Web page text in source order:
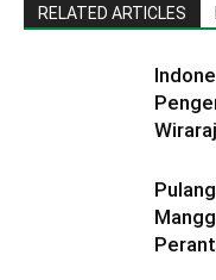
RELATED ARTICLES